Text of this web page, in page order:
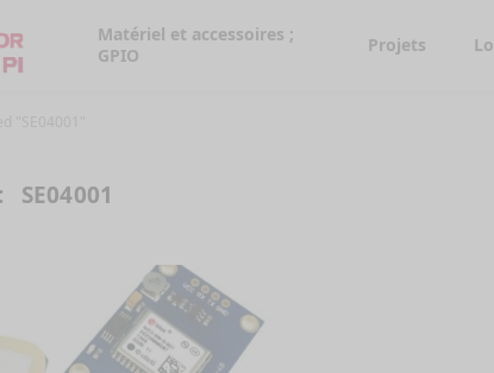
Matériel et accessoires ;
GPIO
Projets
SE04001